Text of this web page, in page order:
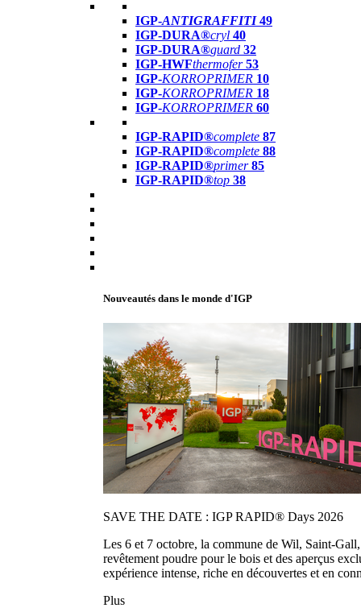
IGP-ANTIGRAFFITI49
IGP-DURA®cryl 40
IGP-DURA®guard 32
IGP-HWFthermofer 53
IGP-KORROPRIMER 10
IGP-KORROPRIMER 18
IGP-KORROPRIMER 60
IGP-RAPID®complete 87
IGP-RAPID®complete 88
IGP-RAPID®primer 85
IGP-RAPID®top 38
Nouveautés dans le monde d'IGP
SAVE THE DATE : IGP RAPID® Days 2026
Les 6 et 7 octobre, la commune de Wil, Saint-
revêtement poudre pour le bois et des aperçus
expérience intense, riche en découvertes et en
Plus